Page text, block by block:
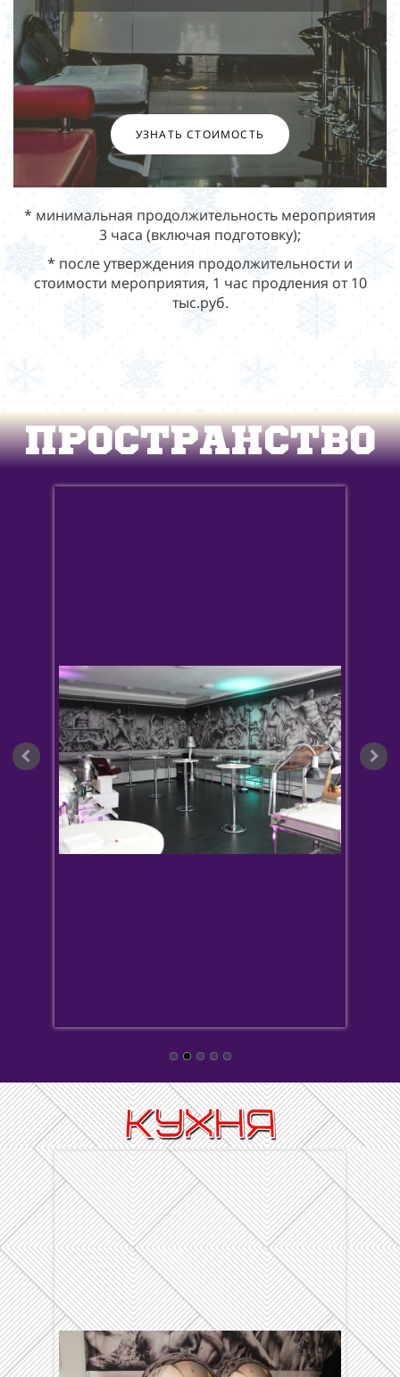
УЗНАТЬ СТОИМОСТЬ
* минимальная продолжительность мероприятия
3 часа (включая подготовку);
* после утверждения продолжительности и
стоимости мероприятия, 1 час продления от 10
тыс.руб.
ПРОСТРАНСТВО